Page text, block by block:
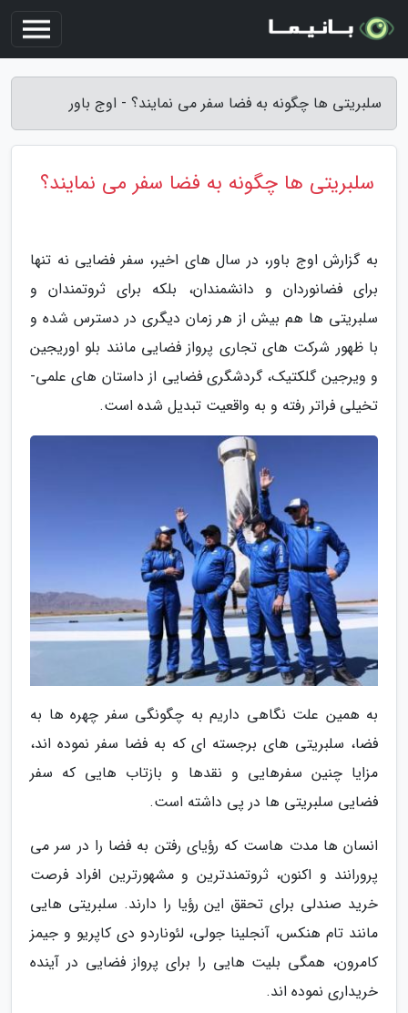
سلبریتی ها چگونه به فضا سفر می نمایند؟ - اوج باور
سلبریتی ها چگونه به فضا سفر می نمایند؟
به گزارش اوج باور، در سال های اخیر، سفر فضایی نه تنها
برای فضانوردان و دانشمندان، بلکه برای ثروتمندان و
سلبریتی ها هم بیش از هر زمان دیگری در دسترس شده و
با ظهور شرکت های تجاری پرواز فضایی مانند بلو اوریجین
و ویرجین گلکتیک، گردشگری فضایی از داستان های علمی-
تخیلی فراتر رفته و به واقعیت تبدیل شده است.
به همین علت نگاهی داریم به چگونگی سفر چهره ها به
فضا، سلبریتی های برجسته ای که به فضا سفر نموده اند،
مزایا چنین سفرهایی و نقدها و بازتاب هایی که سفر
فضایی سلبریتی ها در پی داشته است.
انسان ها مدت هاست که رؤیای رفتن به فضا را در سر می
پرورانند و اکنون، ثروتمندترین و مشهورترین افراد فرصت
خرید صندلی برای تحقق این رؤیا را دارند. سلبریتی هایی
مانند تام هنکس، آنجلینا جولی، لئوناردو دی کاپریو و جیمز
کامرون، همگی بلیت هایی را برای پرواز فضایی در آینده
خریداری نموده اند.